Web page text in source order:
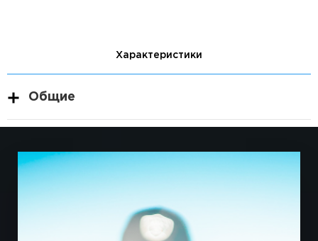
Характеристики
Общие